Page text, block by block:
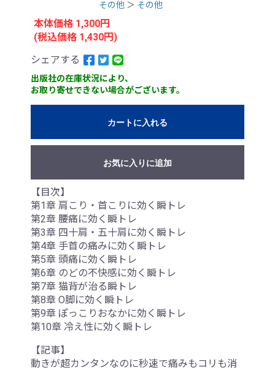
その他 ＞ その他
本体価格 1,300円
(税込価格 1,430円)
シェアする
出版社の在庫状況により、
お取り寄せできない場合がございます。
カートに入れる
お気に入りに追加
【目次】
第1章 肩こり・首こりに効く瞬トレ
第2章 腰痛に効く瞬トレ
第3章 四十肩・五十肩に効く瞬トレ
第4章 手首の痛みに効く瞬トレ
第5章 頭痛に効く瞬トレ
第6章 のどの不快感に効く瞬トレ
第7章 猫背が治る瞬トレ
第8章 O脚に効く瞬トレ
第9章 ぽっこりおなかに効く瞬トレ
第10章 冷え性に効く瞬トレ
【記事】
動きが超カンタンなのに秒速で痛みもコリも消